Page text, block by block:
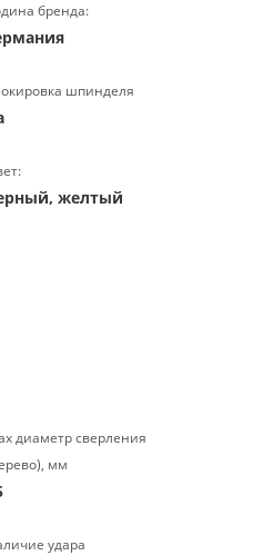
бренда:
шпинделя
желтый
диаметр сверления
мм
удара